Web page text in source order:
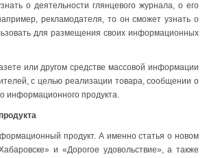
о деятельности глянцевого журнала, о его
рекламодателя, то он сможет узнать о
для размещения своих информационных
или другом средстве массовой информации
с целью реализации товара, сообщении о
информационного продукта.
продукт. А именно статья о новом
и «Дорогое удовольствие», а также